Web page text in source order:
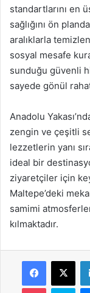
standartlarını en
sağlığını ön
aralıklarla
sosyal mesafe
sunduğu güvenli
sayede gönül
Anadolu
zengin ve çeşitli
lezzetlerin yanı
ideal bir
ziyaretçiler için
Maltepe’deki
samimi
kılmaktadır.
Facebook
X
Pocket